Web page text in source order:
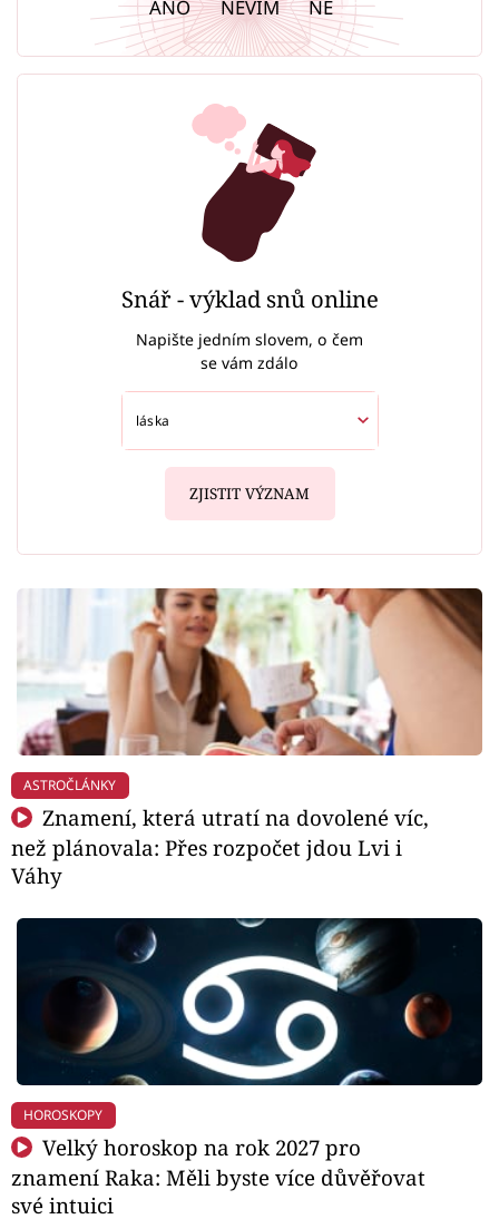
ANO NEVÍM NE
Snář - výklad snů online
Napište jedním slovem, o čem
se vám zdálo
ZJISTIT VÝZNAM
ASTROČLÁNKY
Znamení, která utratí na dovolené víc,
než plánovala: Přes rozpočet jdou Lvi i
Váhy
HOROSKOPY
Velký horoskop na rok 2027 pro
znamení Raka: Měli byste více důvěřovat
své intuici